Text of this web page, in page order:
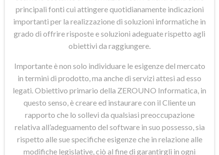
principali fonti cui attingere quotidianamente indicazioni
importanti per la realizzazione di soluzioni informatiche in
grado di offrire risposte e soluzioni adeguate rispetto agli
obiettivi da raggiungere.
Importante è non solo individuare le esigenze del mercato
in termini di prodotto, ma anche di servizi attesi ad esso
legati. Obiettivo primario della ZEROUNO Informatica, in
questo senso, è creare ed instaurare con il Cliente un
rapporto che lo sollevi da qualsiasi preoccupazione
relativa all’adeguamento del software in suo possesso, sia
rispetto alle sue specifiche esigenze che in relazione alle
modifiche legislative, ciò al fine di garantirgli in ogni